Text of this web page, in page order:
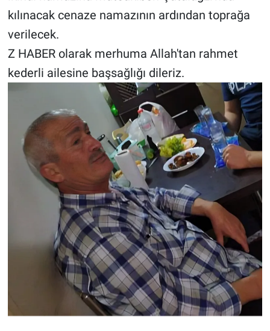
kılınacak cenaze namazının ardından toprağa
verilecek.
Z HABER olarak merhuma Allah'tan rahmet
kederli ailesine başsağlığı dileriz.